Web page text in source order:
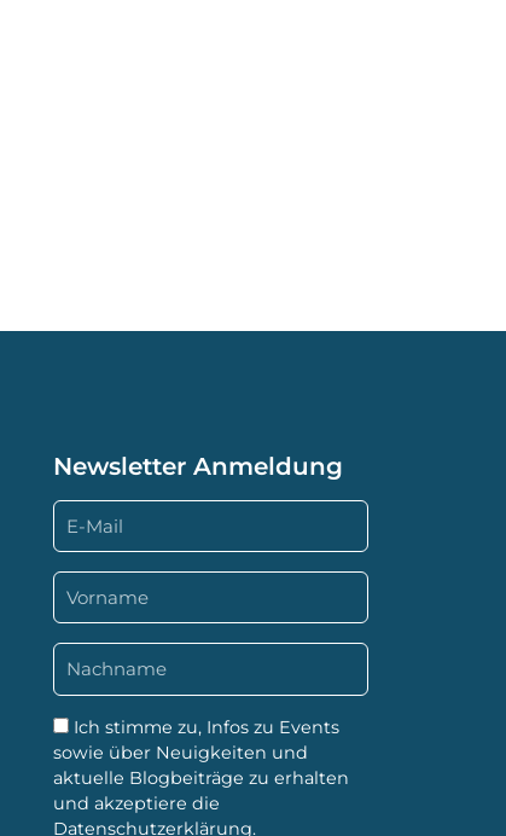
Newsletter Anmeldung
Ich stimme zu, Infos zu Events
sowie über Neuigkeiten und
aktuelle Blogbeiträge zu erhalten
und akzeptiere die
Datenschutzerklärung.